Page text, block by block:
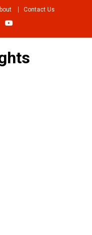
Contact Us